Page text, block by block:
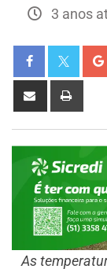
3 anos
As